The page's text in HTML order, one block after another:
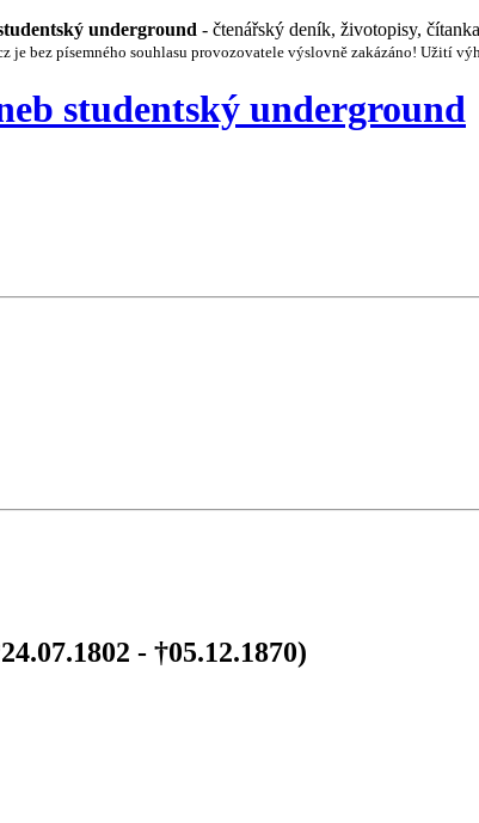
underground - čtenářský deník, životopisy,
je bez písemného souhlasu provozovatele výslovně zakázáno! Užití
studentský underground
- †05.12.1870)